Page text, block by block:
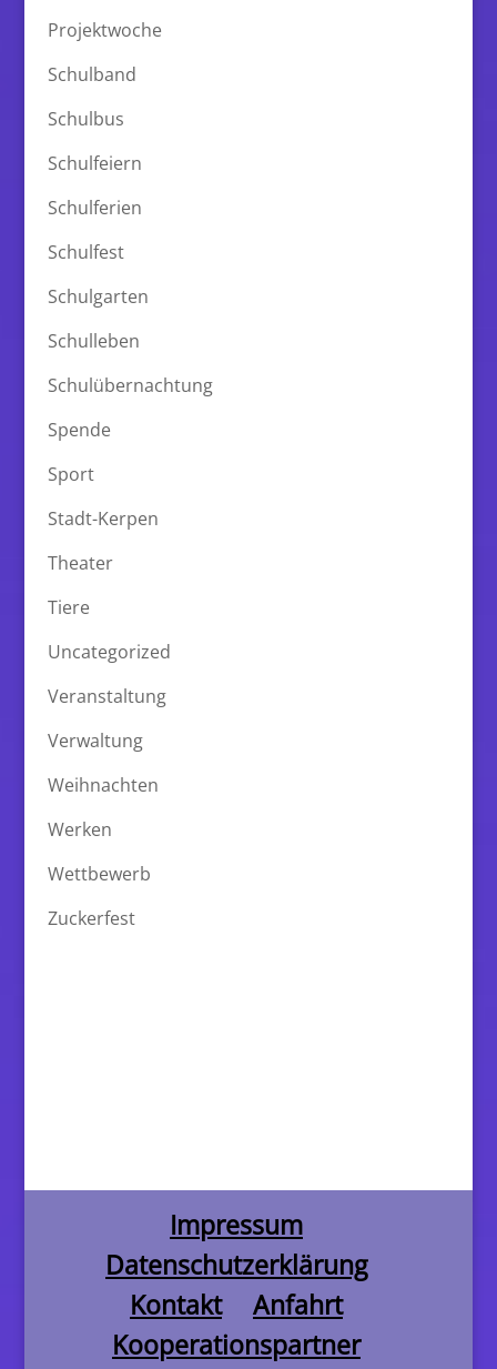
Projektwoche
Schulband
Schulbus
Schulfeiern
Schulferien
Schulfest
Schulgarten
Schulleben
Schulübernachtung
Spende
Sport
Stadt-Kerpen
Theater
Tiere
Uncategorized
Veranstaltung
Verwaltung
Weihnachten
Werken
Wettbewerb
Zuckerfest
Impressum
Datenschutzerklärung
Kontakt
Anfahrt
Kooperationspartner